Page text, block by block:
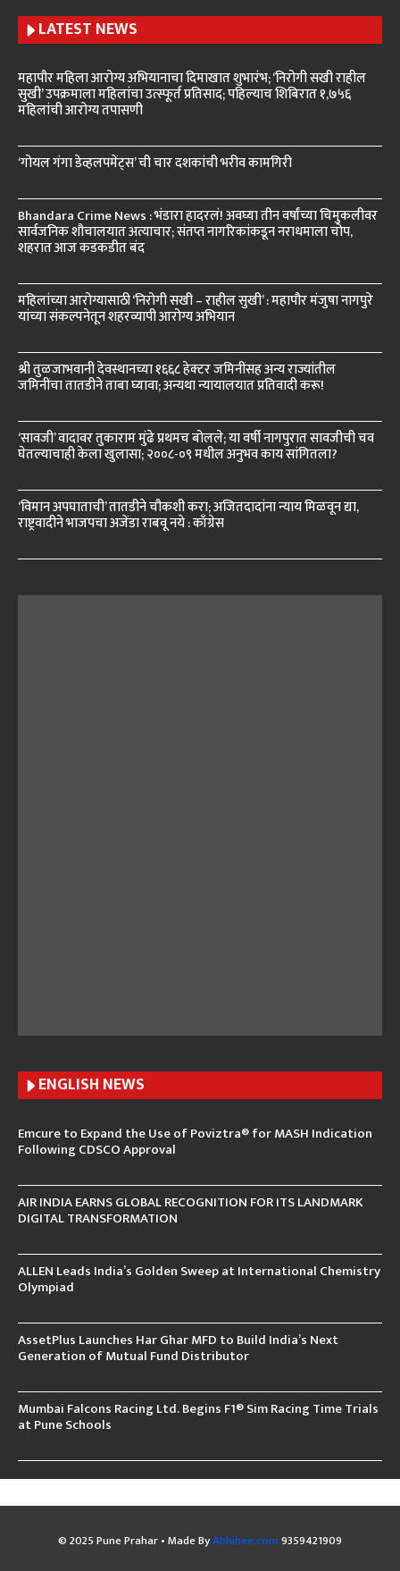
LATEST NEWS
महापौर महिला आरोग्य अभियानाचा दिमाखात शुभारंभ; ‘निरोगी सखी राहील
सुखी’ उपक्रमाला महिलांचा उत्स्फूर्त प्रतिसाद; पहिल्याच शिबिरात १,७५६
महिलांची आरोग्य तपासणी
‘गोयल गंगा डेव्हलपमेंट्स’ ची चार दशकांची भरीव कामगिरी
Bhandara Crime News : भंडारा हादरलं! अवघ्या तीन वर्षांच्या चिमुकलीवर
सार्वजनिक शौचालयात अत्याचार; संतप्त नागरिकांकडून नराधमाला चोप,
शहरात आज कडकडीत बंद
महिलांच्या आरोग्यासाठी ‘निरोगी सखी – राहील सुखी’ : महापौर मंजुषा नागपुरे
यांच्या संकल्पनेतून शहरव्यापी आरोग्य अभियान
श्री तुळजाभवानी देवस्थानच्या १६६८ हेक्टर जमिनींसह अन्य राज्यांतील
जमिनींचा तातडीने ताबा घ्यावा; अन्यथा न्यायालयात प्रतिवादी करू!
‘सावजी’ वादावर तुकाराम मुंढे प्रथमच बोलले; या वर्षी नागपुरात सावजीची चव
घेतल्याचाही केला खुलासा; २००८-०९ मधील अनुभव काय सांगितला?
‘विमान अपघाताची’ तातडीने चौकशी करा; अजितदादांना न्याय मिळवून द्या,
राष्ट्रवादीने भाजपचा अजेंडा राबवू नये : काँग्रेस
ENGLISH NEWS
Emcure to Expand the Use of Poviztra® for MASH Indication
Following CDSCO Approval
AIR INDIA EARNS GLOBAL RECOGNITION FOR ITS LANDMARK
DIGITAL TRANSFORMATION
ALLEN Leads India’s Golden Sweep at International Chemistry
Olympiad
AssetPlus Launches Har Ghar MFD to Build India’s Next
Generation of Mutual Fund Distributor
Mumbai Falcons Racing Ltd. Begins F1® Sim Racing Time Trials
at Pune Schools
© 2025 Pune Prahar • Made ByAbhibee.com9359421909